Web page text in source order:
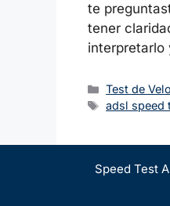
te
tener
interpretarlo
Categorías
Test de
Etiquetas
adsl speed
Speed Test